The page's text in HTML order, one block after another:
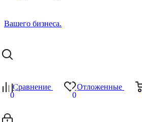
Сравнение
0
Отложенные
0